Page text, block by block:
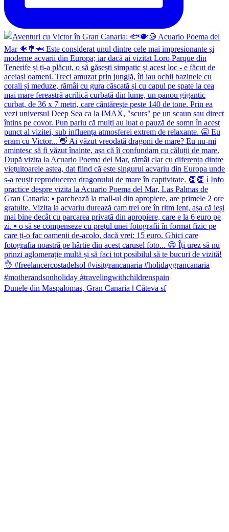
Dunele din Maspalomas, Gran Canaria ℹ️ Câteva sf